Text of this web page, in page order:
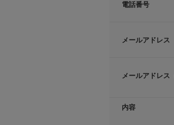
電話番号
メールアドレス
メールアドレス
内容